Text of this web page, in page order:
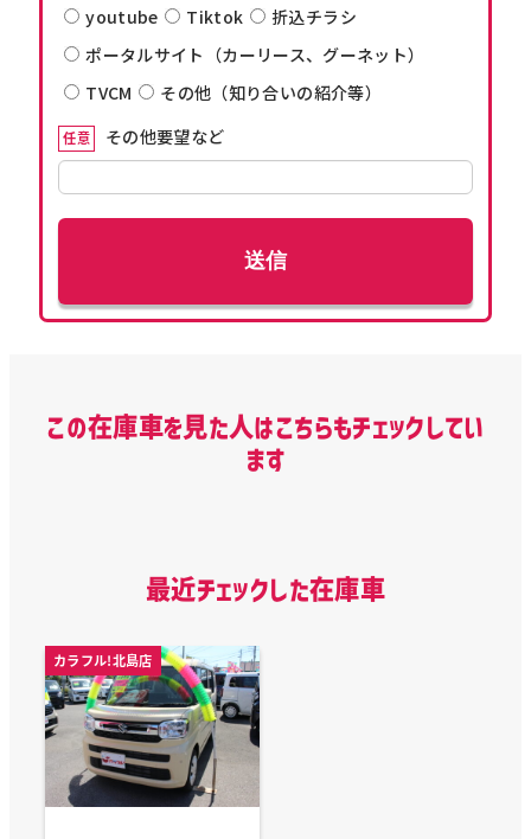
youtube Tiktok
折込チラシ
ポータルサイト（カーリース、グーネット）
TVCM
その他（知り合いの紹介等）
任意 その他要望など
この在庫車を見た人はこちらもチェックしてい
ます
最近チェックした在庫車
カラフル!北島店